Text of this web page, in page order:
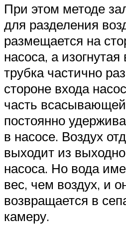
При этом методе
для разделения
размещается на
насоса, а
трубка частично
стороне входа
часть всасывающей
постоянно
в насосе. Воздух
выходит из
насоса. Но вода
вес, чем воздух, и
возвращается в
камеру.